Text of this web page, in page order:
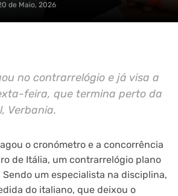
de Maio, 2026
no contrarrelógio e já visa a
feira, que termina perto da
Verbania.
o cronómetro e a concorrência
de Itália, um contrarrelógio plano
um especialista na disciplina,
do italiano, que deixou o